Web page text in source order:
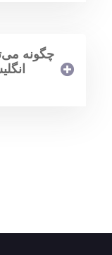
چگونه